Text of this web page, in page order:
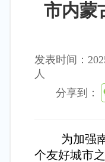
市内蒙
发表时间：
人
分享到：
为加强南
个友好城市